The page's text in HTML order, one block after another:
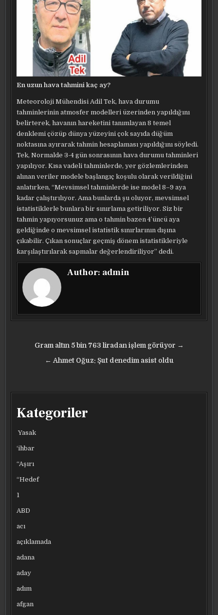
En uzun hava tahmini kaç ay?
Meteoroloji Mühendisi Adil Tek, hava durumu
tahminlerinin atmosfer modelleri üzerinden yapıldığını
belirterek, havanın hareketini tanımlayan 8 temel
denklemi çözüp dünya yüzeyini çok sayıda düğüm
noktasına ayırarak tahmin hesaplaması yapıldığını söyledi.
Tek, Normalde 3-4 gün sonrasının hava durumu tahminleri
yapılıyor. Kısa vadeli tahminlerde, yer gözlemlerinden
alınan veriler modele başlangıç koşulu olarak verildiğini
anlatırken, “Mevsimsel tahminlerde ise model 8–9 aya
kadar çalıştırılıyor. Ama bunlarda şu oluyor, mevsimsel
istatistiklerle bunlara bir sınırlama getiriliyor. Siz bir
tahmin yapıyorsunuz ama o tahmin bazen 4’üncü aya
geldiğinde o mevsimsel istatistik sınırlarının dışına
çıkabilir. Çıkan sonuçlar geçmiş dönem istatistikleriyle
karşılaştırılarak sapmalar değerlendiriliyor” dedi.
Author: admin
Yazı
gezinmesi
Gram altın 5 bin 763 liradan işlem görüyor →
← Ahmet Oğuz: Şut denedim asist oldu
Kategoriler
Yasak
‘ihbar
“Aşırı
“Hedef
1
ABD
acı
açıklamada
adana
aday
adım
afgan